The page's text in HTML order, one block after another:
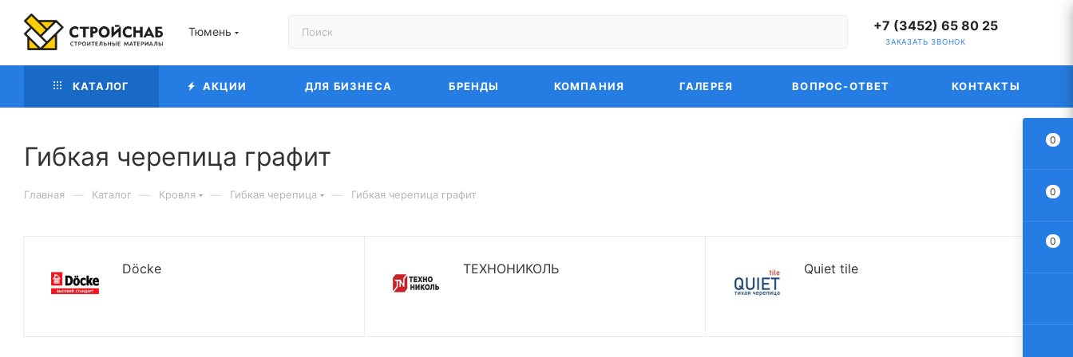
Тюмень +7 (3452) 65 80 25
ЗАКАЗАТЬ ЗВОНОК
КАТАЛОГ АКЦИИ ДЛЯ БИЗНЕСА БРЕНДЫ КОМПАНИЯ ГАЛЕРЕЯ ВОПРОС-ОТВЕТ КОНТАКТЫ
Гибкая черепица графит
Главная — Каталог — Кровля — Гибкая черепица — Гибкая черепица графит
Döcke ТЕХНОНИКОЛЬ Quiet tile
0
0
0